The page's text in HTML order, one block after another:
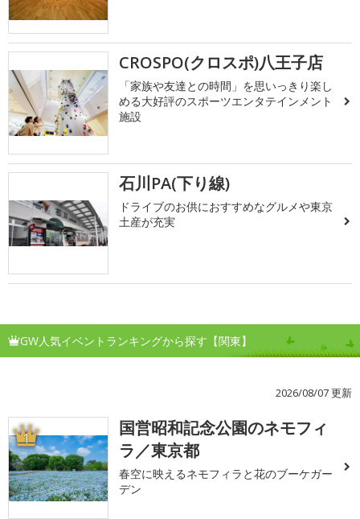
CROSPO(クロスポ)八王子店
「家族や友達との時間」を思いっきり楽し
める大好評のスポーツエンタテインメント
施設
石川PA(下り線)
ドライブのお供におすすめなグルメや東京
土産が充実
GW人気イベントランキングから探す【関東】
2026/08/07 更新
1
国営昭和記念公園のネモフィ
ラ／東京都
春空に映えるネモフィラと花のブーケガー
デン